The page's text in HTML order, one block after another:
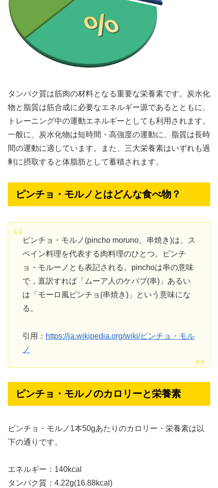
タンパク質は筋肉の材料となる重要な栄養素です。炭水化
物と脂質は筋合成に必要なエネルギー源であるとともに、
トレーニング中の運動エネルギーとしても利用されます。
一般に、炭水化物は短時間・高強度の運動に、脂質は長時
間の運動に適しています。また、三大栄養素はいずれも過
剰に摂取すると体脂肪として蓄積されます。
ピンチョ・モルノとはどんな食べ物？
ピンチョ・モルノ(pincho moruno、串焼き)は、ス
ペイン料理を代表する肉料理のひとつ。ピンチ
ョ・モルーノとも表記される。pinchoは串の意味
で，直訳すれば「ムーア人のケバブ(串)」あるい
は「モーロ風ピンチョ(串焼き)」という意味にな
る。
引用： https://ja.wikipedia.org/wiki/ピンチョ・モル
ノ
ピンチョ・モルノのカロリーと栄養素
ピンチョ・モルノ1本50gあたりのカロリー・栄養素は以
下の通りです。
エネルギー：140kcal
タンパク質：4.22g(16.88kcal)